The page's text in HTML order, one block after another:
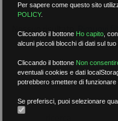
Nessun risultato.Rimuovi
RICERCA
Per sapere come questo sito
POLICY.
Cliccando il bottone Ho capito ,
alcuni piccoli blocchi di dati sul tuo
Cliccando il bottone Non
eventuali cookies e dati
potrebbero smettere di funzionare
Se preferisci, puoi selezionare